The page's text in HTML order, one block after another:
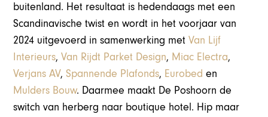
buitenland. Het resultaat is hedendaags met een
Scandinavische twist en wordt in het voorjaar van
2024 uitgevoerd in samenwerking metVan Lijf
Interieurs,Van Rijdt Parket Design, Miac Electra,
Verjans AV,Spannende Plafonds, Eurobed en
Mulders Bouw. Daarmee maakt De Poshoorn de
switch van herberg naar boutique hotel. Hip maar